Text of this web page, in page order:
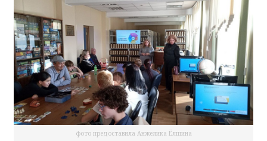
фото предоставила Анжелика Ёлшина